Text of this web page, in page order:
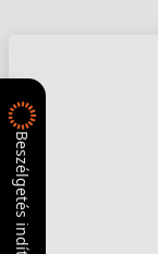
Beszélgetés indítása